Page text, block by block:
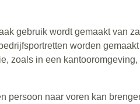
gebruik wordt gemaakt van
worden
zoals in een
persoon naar voren kan